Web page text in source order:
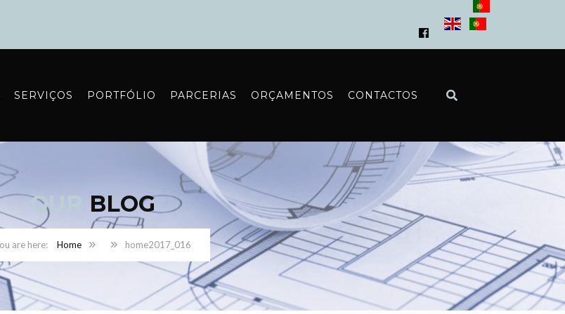
SERVIÇOS PORTFÓLIO PARCERIAS ORÇAMENTOS CONTACTOS
OUR BLOG
Home home2017_016